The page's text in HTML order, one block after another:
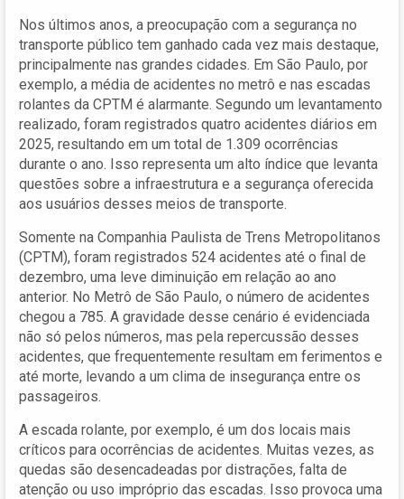
Nos últimos anos, a preocupação com a segurança no
transporte público tem ganhado cada vez mais destaque,
principalmente nas grandes cidades. Em São Paulo, por
exemplo, a média de acidentes no metrô e nas escadas
rolantes da CPTM é alarmante. Segundo um levantamento
realizado, foram registrados quatro acidentes diários em
2025, resultando em um total de 1.309 ocorrências
durante o ano. Isso representa um alto índice que levanta
questões sobre a infraestrutura e a segurança oferecida
aos usuários desses meios de transporte.
Somente na Companhia Paulista de Trens Metropolitanos
(CPTM), foram registrados 524 acidentes até o final de
dezembro, uma leve diminuição em relação ao ano
anterior. No Metrô de São Paulo, o número de acidentes
chegou a 785. A gravidade desse cenário é evidenciada
não só pelos números, mas pela repercussão desses
acidentes, que frequentemente resultam em ferimentos e
até morte, levando a um clima de insegurança entre os
passageiros.
A escada rolante, por exemplo, é um dos locais mais
críticos para ocorrências de acidentes. Muitas vezes, as
quedas são desencadeadas por distrações, falta de
atenção ou uso impróprio das escadas. Isso provoca uma